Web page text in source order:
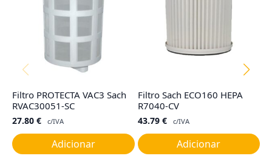
Filtro PROTECTA VAC3 Sach
RVAC30051-SC
27.80 € c/IVA
Adicionar
Filtro Sach ECO160 HEPA
R7040-CV
43.79 € c/IVA
Adicionar